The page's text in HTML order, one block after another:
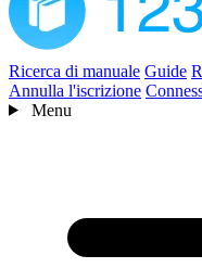
Ricerca di manuale Guide
Annulla l'iscrizione
Menu